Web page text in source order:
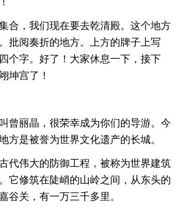
，我们现在要去乾清殿。这个地方
批阅奏折的地方。上方的牌子上写
个字。好了！大家休息一下，接下
坤宫了！
丽晶，很荣幸成为你们的导游。今
方是被誉为世界文化遗产的长城。
伟大的防御工程，被称为世界建筑
它修筑在陡峭的山岭之间，从东头的
谷关，有一万三千多里。